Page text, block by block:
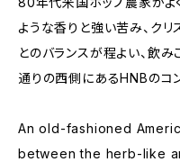
ような香りと強い苦み、ク
とのバランスが程よい、飲
通りの西側にあるHNBのコ
An old-fashioned
between the herb-like